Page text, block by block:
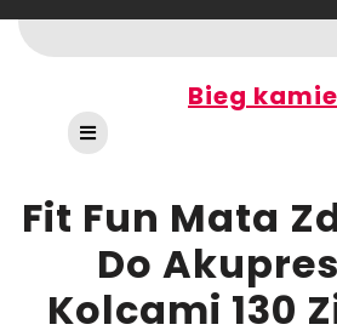
to
content
Bieg
Open
Button
Fit Fun Mata
Do
Kolcami 130